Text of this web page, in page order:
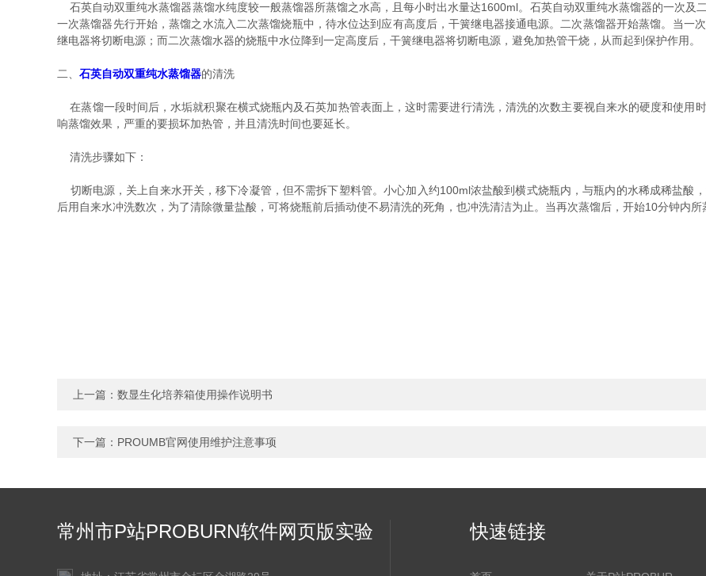
石英自动双重纯水蒸馏器蒸馏水纯度较一般蒸馏器所蒸馏之水高，且每小时出水量达1600ml。石英自动双重纯水蒸馏器的一次及
一次蒸馏器先行开始，蒸馏之水流入二次蒸馏烧瓶中，待水位达到应有高度后，干簧继电器接通电源。二次蒸馏器开始蒸馏。当一
继电器将切断电源；而二次蒸馏水器的烧瓶中水位降到一定高度后，干簧继电器将切断电源，避免加热管干烧，从而起到保护作用。
二、 石英自动双重纯水蒸馏器的清洗
在蒸馏一段时间后，水垢就积聚在横式烧瓶内及石英加热管表面上，这时需要进行清洗，清洗的次数主要视自来水的硬度和使用
响蒸馏效果，严重的要损坏加热管，并且清洗时间也要延长。
清洗步骤如下：
切断电源，关上自来水开关，移下冷凝管，但不需拆下塑料管。小心加入约100ml浓盐酸到横式烧瓶内，与瓶内的水稀成稀盐酸
后用自来水冲洗数次，为了清除微量盐酸，可将烧瓶前后插动使不易清洗的死角，也冲洗清洁为止。当再次蒸馏后，开始10分钟内所
上一篇： 数显生化培养箱使用操作说明书
下一篇： PROUMB官网使用维护注意事项
常州市P站PROBURN软件网页版实验
快速链接